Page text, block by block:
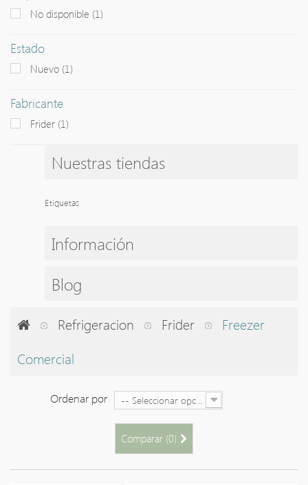
CUBIERTOS
CUCHILLERIA
MAQUINAS ELECTRICAS
MAQUINAS MANUALES
MENAJES DE ACERO INOXIDABLE
PORCELANAS
REPOSTERIA
UTENSILLOS DE COCINA
VARIOS EN VIDRIO
No disponible (1)
Estado
Nuevo (1)
Fabricante
Frider (1)
Nuestras tiendas
Etiquetas
Información
Blog
Refrigeracion Frider
Freezer
Comercial
Ordenar por -- Seleccionar opción --
Comparar (0)